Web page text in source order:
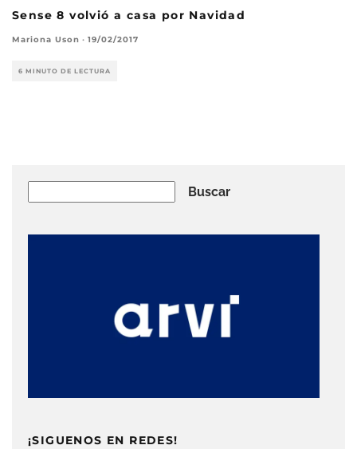
Sense 8 volvió a casa por Navidad
Mariona Uson · 19/02/2017
6 MINUTO DE LECTURA
Buscar
¡SIGUENOS EN REDES!